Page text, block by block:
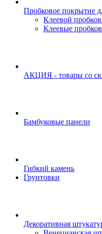
Пробковое покрытие
Клеевой
Клеевые
АКЦИЯ - товары со
Бамбуковые панели
Гибкий камень
Грунтовки
Декоративная